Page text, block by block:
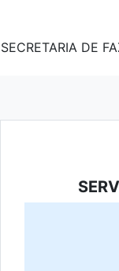
SECRETARIA DE